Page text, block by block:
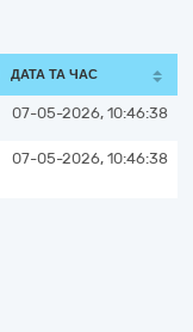
ДАТА ТА ЧАС
07-05-2026, 10:46:38
07-05-2026, 10:46:38